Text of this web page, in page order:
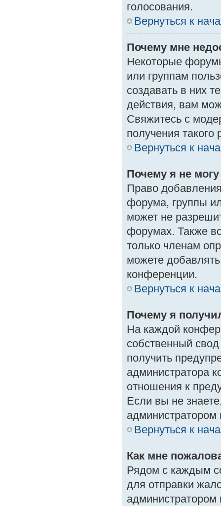
голосования.
Вернуться к
Почему мне
Некоторые
или группам
создавать в них
действия, вам
Свяжитесь с
получения такого
Вернуться к
Почему я не
Право
форума, группы
может не
форумах. Также
только членам
можете
конференции.
Вернуться к
Почему я
На каждой
собственный
получить
администратора
отношения к
Если вы не
Вернуться к
Как мне
Рядом с каждым
для отправки